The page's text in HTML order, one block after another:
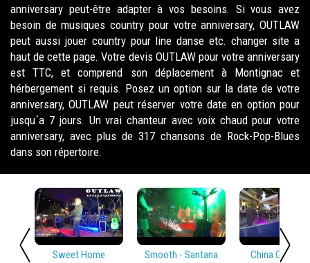
anniversary peut-être adapter à vos besoins. Si vous avez
besoin de musiques country pour votre anniversary, OUTLAW
peut aussi jouer country pour line danse etc. changer site a
haut de cette page. Votre devis OUTLAW pour votre anniversary
est TTC, et comprend son déplacement à Montignac et
hérbergement si requis. Posez un option sur la date de votre
anniversary, OUTLAW peut réserver votre date en option pour
jusqu´a 7 jours. Un vrai chanteur avec voix chaud pour votre
anniversary, avec plus de 317 chansons de Rock-Pop-Blues
dans son répertoire.
Sweet Home
Smooth - Santana
China Girl -